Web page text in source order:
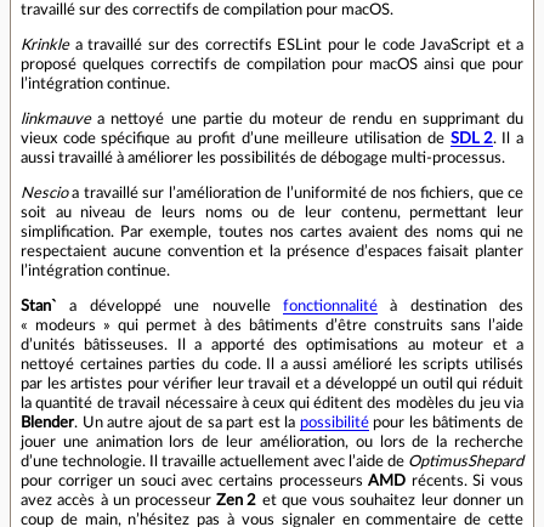
travaillé sur des correctifs de compilation pour macOS.
Krinklea travaillé sur des correctifs ESLint pour le code JavaScript et a
proposé quelques correctifs de compilation pour macOS ainsi que pour
l’intégration continue.
linkmauvea nettoyé une partie du moteur de rendu en supprimant du
vieux code spécifique au profit d’une meilleure utilisation de SDL 2. Il a
aussi travaillé à améliorer les possibilités de débogage multi‑processus.
Nescioa travaillé sur l’amélioration de l’uniformité de nos fichiers, que ce
soit au niveau de leurs noms ou de leur contenu, permettant leur
simplification. Par exemple, toutes nos cartes avaient des noms qui ne
respectaient aucune convention et la présence d’espaces faisait planter
l’intégration continue.
Stan` a développé une nouvelle fonctionnalitéà destination des
« modeurs » qui permet à des bâtiments d’être construits sans l’aide
d’unités bâtisseuses. Il a apporté des optimisations au moteur et a
nettoyé certaines parties du code. Il a aussi amélioré les scripts utilisés
par les artistes pour vérifier leur travail et a développé un outil qui réduit
la quantité de travail nécessaire à ceux qui éditent des modèles du jeu via
Blender. Un autre ajout de sa part est la possibilitépour les bâtiments de
jouer une animation lors de leur amélioration, ou lors de la recherche
d’une technologie. Il travaille actuellement avec l’aide de OptimusShepard
pour corriger un souci avec certains processeursAMD récents. Si vous
avez accès à un processeurZen 2 et que vous souhaitez leur donner un
coup de main, n’hésitez pas à vous signaler en commentaire de cette